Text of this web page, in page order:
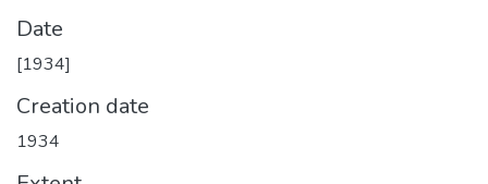
Date
[1934]
Creation date
1934